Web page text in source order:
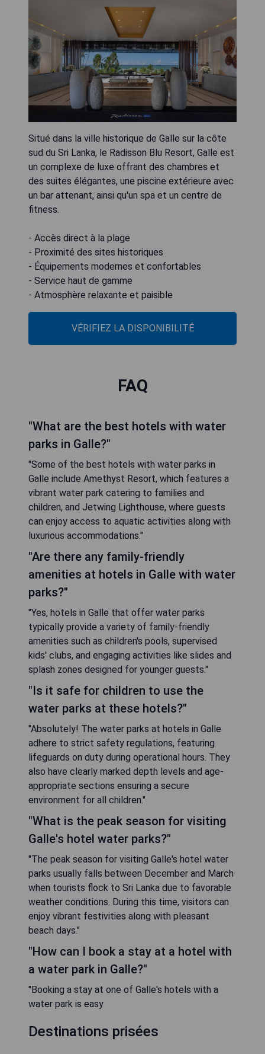
Situé dans la ville historique de Galle sur la côte
sud du Sri Lanka, le Radisson Blu Resort, Galle est
un complexe de luxe offrant des chambres et
des suites élégantes, une piscine extérieure avec
un bar attenant, ainsi qu'un spa et un centre de
fitness.
- Accès direct à la plage
- Proximité des sites historiques
- Équipements modernes et confortables
- Service haut de gamme
- Atmosphère relaxante et paisible
VÉRIFIEZ LA DISPONIBILITÉ
FAQ
"What are the best hotels with water
parks in Galle?"
"Some of the best hotels with water parks in
Galle include Amethyst Resort, which features a
vibrant water park catering to families and
children, and Jetwing Lighthouse, where guests
can enjoy access to aquatic activities along with
luxurious accommodations."
"Are there any family-friendly
amenities at hotels in Galle with water
parks?"
"Yes, hotels in Galle that offer water parks
typically provide a variety of family-friendly
amenities such as children's pools, supervised
kids' clubs, and engaging activities like slides and
splash zones designed for younger guests."
"Is it safe for children to use the
water parks at these hotels?"
"Absolutely! The water parks at hotels in Galle
adhere to strict safety regulations, featuring
lifeguards on duty during operational hours. They
also have clearly marked depth levels and age-
appropriate sections ensuring a secure
environment for all children."
"What is the peak season for visiting
Galle's hotel water parks?"
"The peak season for visiting Galle's hotel water
parks usually falls between December and March
when tourists flock to Sri Lanka due to favorable
weather conditions. During this time, visitors can
enjoy vibrant festivities along with pleasant
beach days."
"How can I book a stay at a hotel with
a water park in Galle?"
"Booking a stay at one of Galle's hotels with a
water park is easy
Destinations prisées